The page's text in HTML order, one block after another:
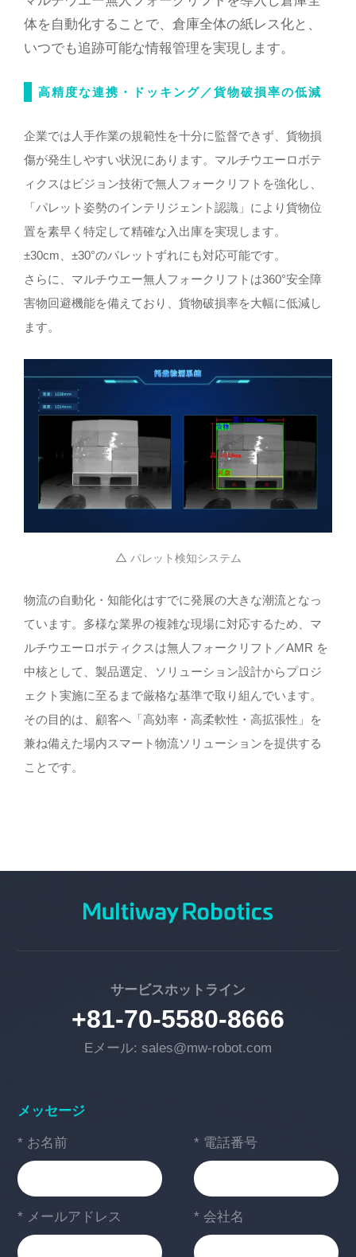
体を自動化することで、倉庫全体の紙レス化と、
いつでも追跡可能な情報管理を実現します。
高精度な連携・ドッキング／貨物破損率の低減
企業では人手作業の規範性を十分に監督できず、貨物損
傷が発生しやすい状況にあります。マルチウエーロボテ
ィクスはビジョン技術で無人フォークリフトを強化し、
「パレット姿勢のインテリジェント認識」により貨物位
置を素早く特定して精確な入出庫を実現します。
±30cm、±30°のパレットずれにも対応可能です。
さらに、マルチウエー無人フォークリフトは360°安全障
害物回避機能を備えており、貨物破損率を大幅に低減し
ます。
△ パレット検知システム
物流の自動化・知能化はすでに発展の大きな潮流となっ
ています。多様な業界の複雑な現場に対応するため、マ
ルチウエーロボティクスは無人フォークリフト／AMR を
中核として、製品選定、ソリューション設計からプロジ
ェクト実施に至るまで厳格な基準で取り組んでいます。
その目的は、顧客へ「高効率・高柔軟性・高拡張性」を
兼ね備えた場内スマート物流ソリューションを提供する
ことです。
サービスホットライン
+81-70-5580-8666
Eメール: sales@mw-robot.com
メッセージ
* お名前 * 電話番号
* メールアドレス * 会社名